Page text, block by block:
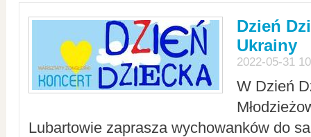
Dzień
Ukrainy
2022-05-31
W Dzień
Lubartowie zaprasza wychowanków do